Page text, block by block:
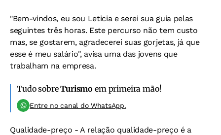
"Bem-vindos, eu sou Leticia e serei sua guia pelas
seguintes três horas. Este percurso não tem custo
mas, se gostarem, agradecerei suas gorjetas, já que
esse é meu salário", avisa uma das jovens que
trabalham na empresa.
Tudo sobreTurismo em primeira mão!
Entre no canal do WhatsApp.
Qualidade-preço -A relação qualidade-preço é a